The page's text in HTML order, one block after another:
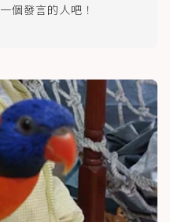
個發言的人吧！